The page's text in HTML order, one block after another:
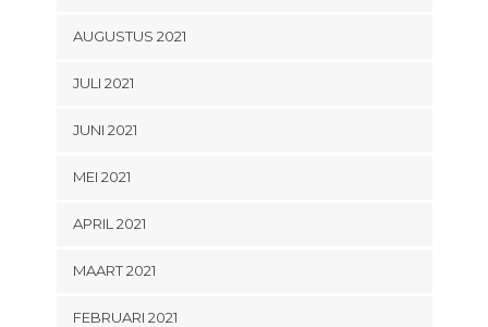
AUGUSTUS 2021
JULI 2021
JUNI 2021
MEI 2021
APRIL 2021
MAART 2021
FEBRUARI 2021